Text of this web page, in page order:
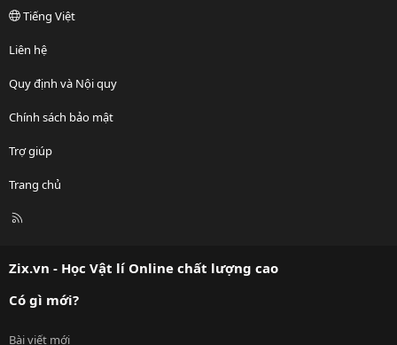
Tiếng Việt
Liên hệ
Quy định và Nội quy
Chính sách bảo mật
Trợ giúp
Trang chủ
R
Zix.vn - Học Vật lí Online chất lượng cao
Có gì mới?
Bài viết mới